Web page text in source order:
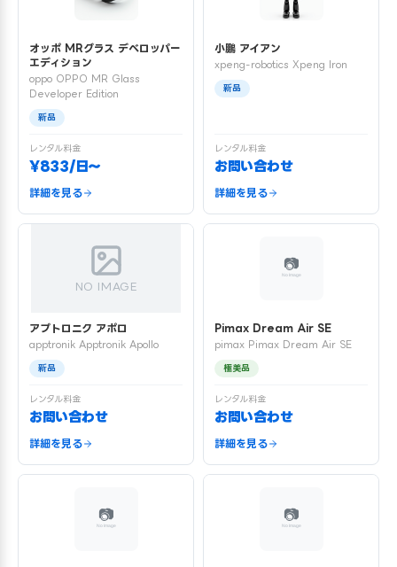
オッポ MRグラス デベロッパー
エディション
oppo OPPO MR Glass
Developer Edition
新品
レンタル料金
¥833/日〜
詳細を見る
小鵬 アイアン
xpeng-robotics Xpeng Iron
新品
レンタル料金
お問い合わせ
詳細を見る
NO IMAGE
アプトロニク アポロ
apptronik Apptronik Apollo
新品
レンタル料金
お問い合わせ
詳細を見る
Pimax Dream Air SE
pimax Pimax Dream Air SE
極美品
レンタル料金
お問い合わせ
詳細を見る